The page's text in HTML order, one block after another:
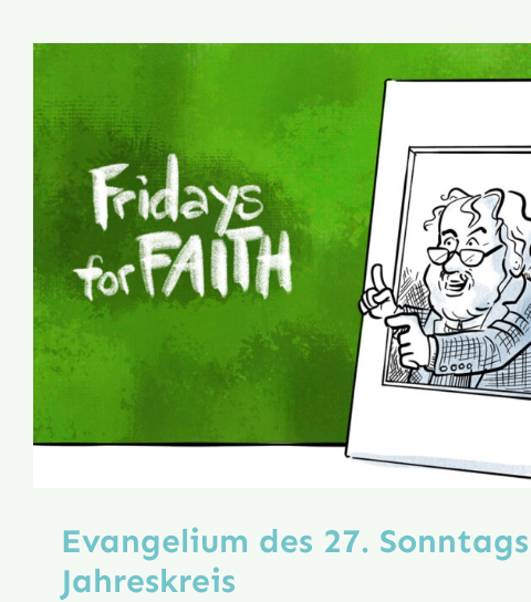
Evangelium des 27.
Jahreskreis